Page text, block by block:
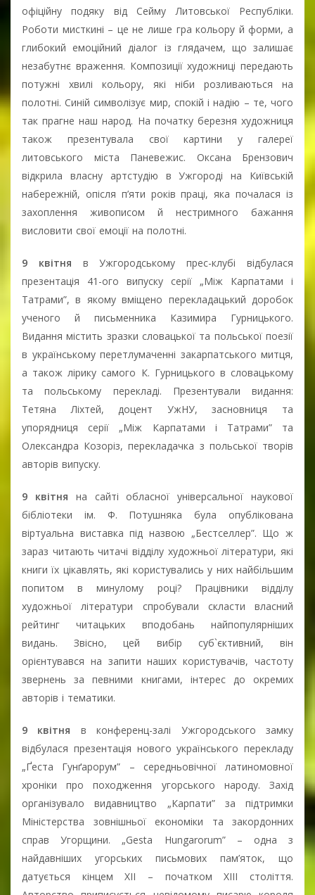
офіційну подяку від Сейму Литовської Республіки.
Роботи мисткині – це не лише гра кольору й форми, а
глибокий емоційний діалог із глядачем, що залишає
незабутнє враження. Композиції художниці передають
потужні хвилі кольору, які ніби розливаються на
полотні. Синій символізує мир, спокій і надію – те, чого
так прагне наш народ. На початку березня художниця
також презентувала свої картини у галереї
литовського міста Паневежис. Оксана Брензович
відкрила власну артстудію в Ужгороді на Київській
набережній, опісля п’яти років праці, яка почалася із
захоплення живописом й нестримного бажання
висловити свої емоції на полотні.
9 квітня в Ужгородському прес-клубі відбулася
презентація 41-ого випуску серії „Між Карпатами і
Татрами”, в якому вміщено перекладацький доробок
ученого й письменника Казимира Гурницького.
Видання містить зразки словацької та польської поезії
в українському перетлумаченні закарпатського митця,
а також лірику самого К. Гурницького в словацькому
та польському перекладі. Презентували видання:
Тетяна Ліхтей, доцент УжНУ, засновниця та
упорядниця серії „Між Карпатами і Татрами” та
Олександра Козоріз, перекладачка з польської творів
авторів випуску.
9 квітня на сайті обласної універсальної наукової
бібліотеки ім. Ф. Потушняка була опублікована
віртуальна виставка під назвою „Бестселлер”. Що ж
зараз читають читачі відділу художньої літератури, які
книги їх цікавлять, які користувались у них найбільшим
попитом в минулому році? Працівники відділу
художньої літератури спробували скласти власний
рейтинг читацьких вподобань найпопулярніших
видань. Звісно, цей вибір суб`єктивний, він
орієнтувався на запити наших користувачів, частоту
звернень за певними книгами, інтерес до окремих
авторів і тематики.
9 квітня в конференц-залі Ужгородського замку
відбулася презентація нового українського перекладу
„Ґеста Гунґарорум” – середньовічної латиномовної
хроніки про походження угорського народу. Захід
організувало видавництво „Карпати” за підтримки
Міністерства зовнішньої економіки та закордонних
справ Угорщини. „Gesta Hungarorum” – одна з
найдавніших угорських письмових пам’яток, що
датується кінцем ХІІ – початком ХІІІ століття.